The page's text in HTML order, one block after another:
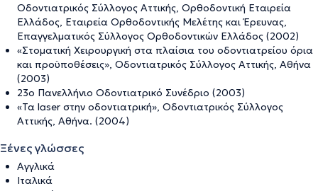
Οδοντιατρικός Σύλλογος Αττικής, Ορθοδοντική Εταιρεία
Ελλάδος, Εταιρεία Ορθοδοντικής Μελέτης και Έρευνας,
Επαγγελματικός Σύλλογος Ορθοδοντικών Ελλάδος (2002)
«Στοματική Χειρουργική στα πλαίσια του οδοντιατρείου όρια
και προϋποθέσεις», Οδοντιατρικός Σύλλογος Αττικής, Αθήνα
(2003)
23ο Πανελλήνιο Οδοντιατρικό Συνέδριο (2003)
«Τα laser στην οδοντιατρική», Οδοντιατρικός Σύλλογος
Αττικής, Αθήνα. (2004)
Ξένες γλώσσες
Αγγλικά
Ιταλικά